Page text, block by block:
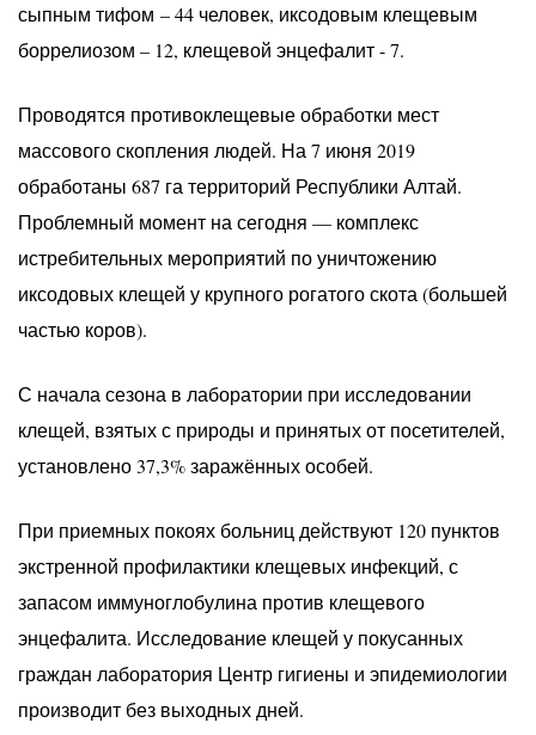
сыпным тифом – 44 человек, иксодовым клещевым
боррелиозом – 12, клещевой энцефалит - 7.
Проводятся противоклещевые обработки мест
массового скопления людей. На 7 июня 2019
обработаны 687 га территорий Республики Алтай.
Проблемный момент на сегодня — комплекс
истребительных мероприятий по уничтожению
иксодовых клещей у крупного рогатого скота (большей
частью коров).
С начала сезона в лаборатории при исследовании
клещей, взятых с природы и принятых от посетителей,
установлено 37,3% заражённых особей.
При приемных покоях больниц действуют 120 пунктов
экстренной профилактики клещевых инфекций, с
запасом иммуноглобулина против клещевого
энцефалита. Исследование клещей у покусанных
граждан лаборатория Центр гигиены и эпидемиологии
производит без выходных дней.